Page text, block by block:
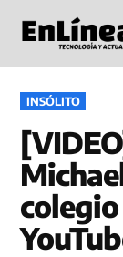
contenido
PUBLICADO
EN
INSÓLITO